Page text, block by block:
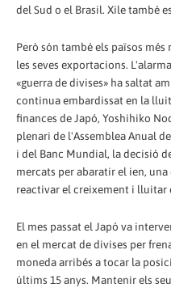
del Sud o el Brasil. Xile també
Però són també els països
les seves exportacions.
«guerra de divises» ha saltat
continua embardissat en la
finances de Japó, Yoshihiko
plenari de l'Assemblea Anual
i del Banc Mundial, la decisió
mercats per abaratir el ien, una
reactivar el creixement i lluitar
El mes passat el Japó va
en el mercat de divises per
moneda arribés a tocar la
últims 15 anys. Mantenir els